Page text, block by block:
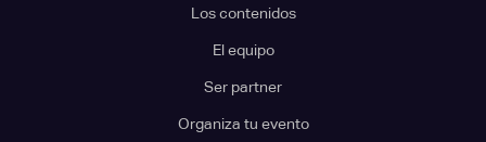
Los contenidos
El equipo
Ser partner
Organiza tu evento